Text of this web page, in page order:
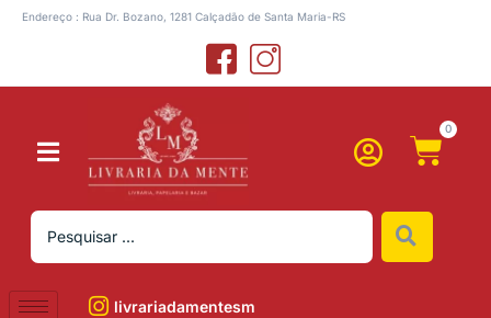
Endereço : Rua Dr. Bozano, 1281 Calçadão de Santa Maria-RS
0
livrariadamentesm